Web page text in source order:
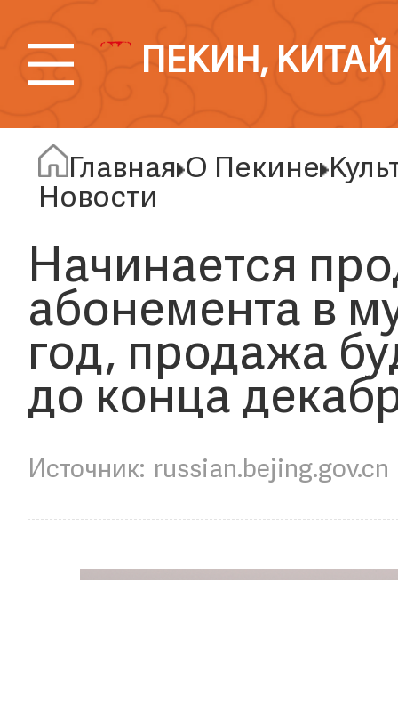
ПЕКИН, КИТАЙ
Главная О Пекине
Новости
Начинается
абонемента в
год, продажа
до конца
russian.bejing.gov.cn